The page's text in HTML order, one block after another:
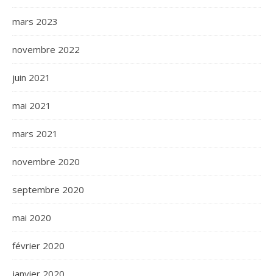
mars 2023
novembre 2022
juin 2021
mai 2021
mars 2021
novembre 2020
septembre 2020
mai 2020
février 2020
janvier 2020